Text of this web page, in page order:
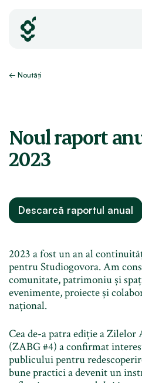
content
← Noutăți
Noul raport
2023
Descarcă raportul anual
2023 a fost un an al
pentru Studiogovora. Am
comunitate, patrimoniu și
evenimente, proiecte și
național.
Cea de-a patra ediție a
(ZABG #4) a confirmat
publicului pentru
bune practici a devenit un